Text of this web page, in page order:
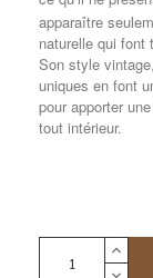
apparaître
naturelle qui font
Son style
uniques en font
pour apporter
tout intérieur.